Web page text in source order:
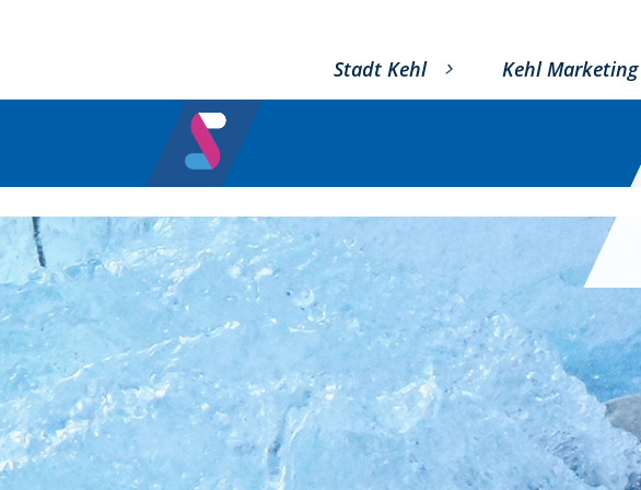
Stadt Kehl Kehl Marketing